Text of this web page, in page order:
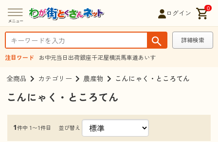
ログイン
0
詳細検索
注目ワード お中元当日出荷銀座千疋屋横浜馬車道あいす
全商品 カテゴリー 農産物 こんにゃく・ところてん
こんにゃく・ところてん
1件中 1〜1件目 並び替え